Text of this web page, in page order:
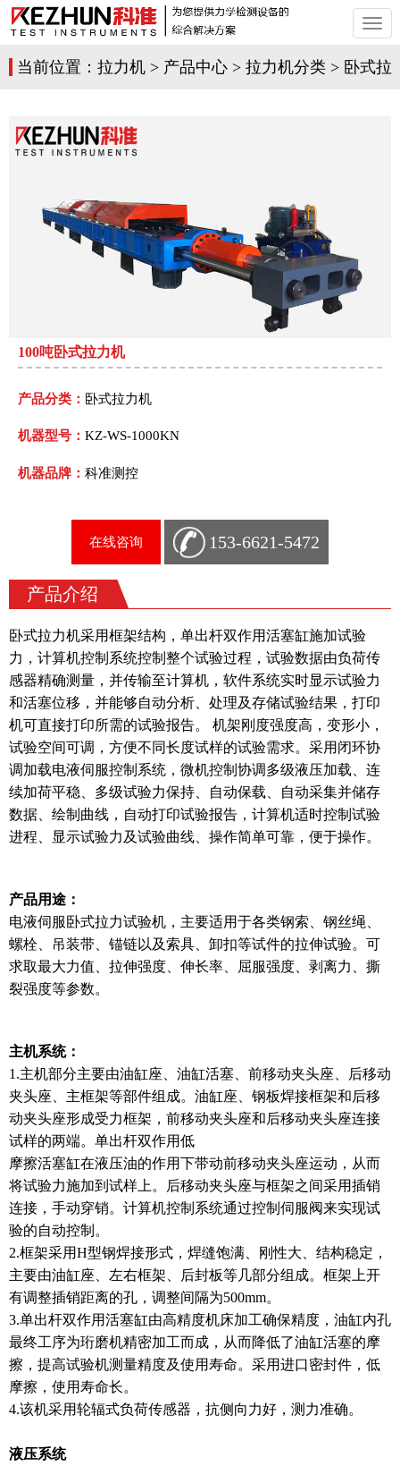
切
换
导
航
当前位置： 拉力机 > 产品中心 > 拉力机分类 > 卧式拉
100吨卧式拉力机
产品分类： 卧式拉力机
机器型号： KZ-WS-1000KN
机器品牌： 科准测控
在线咨询 153-6621-5472
产品介绍
卧式拉力机采用框架结构，单出杆双作用活塞缸施加试验
力，计算机控制系统控制整个试验过程，试验数据由负荷传
感器精确测量，并传输至计算机，软件系统实时显示试验力
和活塞位移，并能够自动分析、处理及存储试验结果，打印
机可直接打印所需的试验报告。 机架刚度强度高，变形小，
试验空间可调，方便不同长度试样的试验需求。采用闭环协
调加载电液伺服控制系统，微机控制协调多级液压加载、连
续加荷平稳、多级试验力保持、自动保载、自动采集并储存
数据、绘制曲线，自动打印试验报告， 计算机适时控制试验
进程、显示试验力及试验曲线、操作简单可靠，便于操作。
产品用途：
电液伺服卧式拉力试验机，主要适用于各类钢索、钢丝绳、
螺栓、吊装带、锚链以及索具、卸扣等试件的拉伸试验。可
求取最大力值、拉伸强度、伸长率、屈服强度、剥离力、撕
裂强度等参数。
主机系统：
1.主机部分主要由油缸座、油缸活塞、前移动夹头座、后移动
夹头座、主框架等部件组成。油缸座、钢板焊接框架和后移
动夹头座形成受力框架，前移动夹头座和后移动夹头座连接
试样的两端。单出杆双作用低
摩擦活塞缸在液压油的作用下带动前移动夹头座运动，从而
将试验力施加到试样上。后移动夹头座与框架之间采用插销
连接，手动穿销。计算机控制系统通过控制伺服阀来实现试
验的自动控制。
2.框架采用H型钢焊接形式，焊缝饱满、刚性大、结构稳定，
主要由油缸座、左右框架、后封板等几部分组 成。框架上开
有调整插销距离的孔，调整间隔为500mm。
3.单出杆双作用活塞缸由高精度机床加工确保精度，油缸内孔
最终工序为珩磨机精密加工而成，从而降低了油缸活塞的摩
擦，提高试验机测量精度及使用寿命。采用进口密封件，低
摩擦，使用寿命长。
4.该机采用轮辐式负荷传感器，抗侧向力好，测力准确。
液压系统